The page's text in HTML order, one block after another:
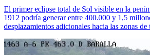
El primer eclipse total de Sol visible en la
1912 podría generar entre 400.000 y 1,5
desplazamientos adicionales hacia las zonas de